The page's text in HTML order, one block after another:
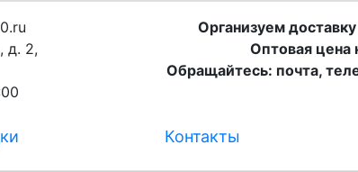
д. 2,
Организуем
Оптовая цена
Обращайтесь: почта,
Контакты